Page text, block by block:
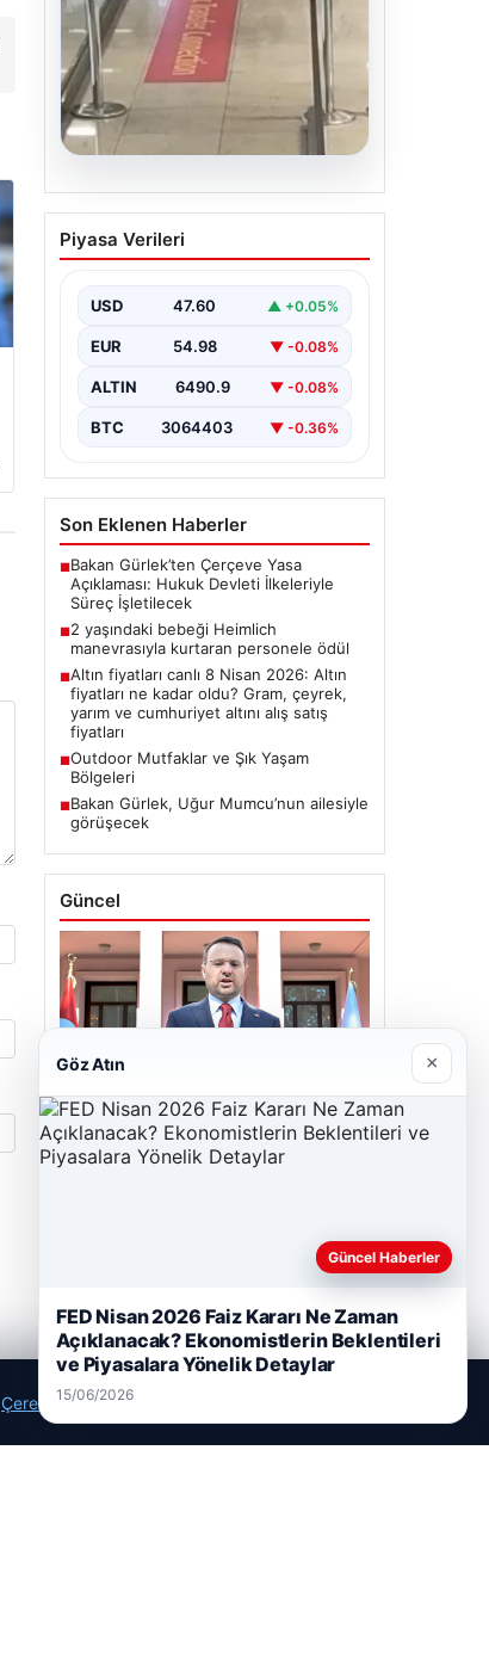
05.08.2026
2 yaşındaki bebeği
Heimlich manevrasıyla
{ “title”: “Hayati Anıttaki
Heimlich Manevrası ile Kurtaran
Piyasa Verileri
USD 47.60 ▲ +0.05%
EUR 54.98 ▼ -0.08%
ALTIN 6490.9 ▼ -0.08%
BTC 3064403 ▼ -0.36%
Son Eklenen Haberler
■Bakan Gürlek’ten Çerçeve Yasa
Açıklaması: Hukuk Devleti İlkeleriyle
Süreç İşletilecek
■2 yaşındaki bebeği Heimlich
manevrasıyla kurtaran personele ödül
■Altın fiyatları canlı 8 Nisan 2026: Altın
fiyatları ne kadar oldu? Gram, çeyrek,
yarım ve cumhuriyet altını alış satış
fiyatları
■Outdoor Mutfaklar ve Şık Yaşam
Bölgeleri
■Bakan Gürlek, Uğur Mumcu’nun ailesiyle
görüşecek
Güncel
Açıklaması: Hukuk Devleti İlkeleriyle
Süreç İşletilecek
manevrasıyla kurtaran personele ödül
Çerez Politikamız
Göz Atın ×
Güncel Haberler
FED Nisan 2026 Faiz Kararı Ne Zaman
Açıklanacak? Ekonomistlerin Beklentileri
ve Piyasalara Yönelik Detaylar
15/06/2026